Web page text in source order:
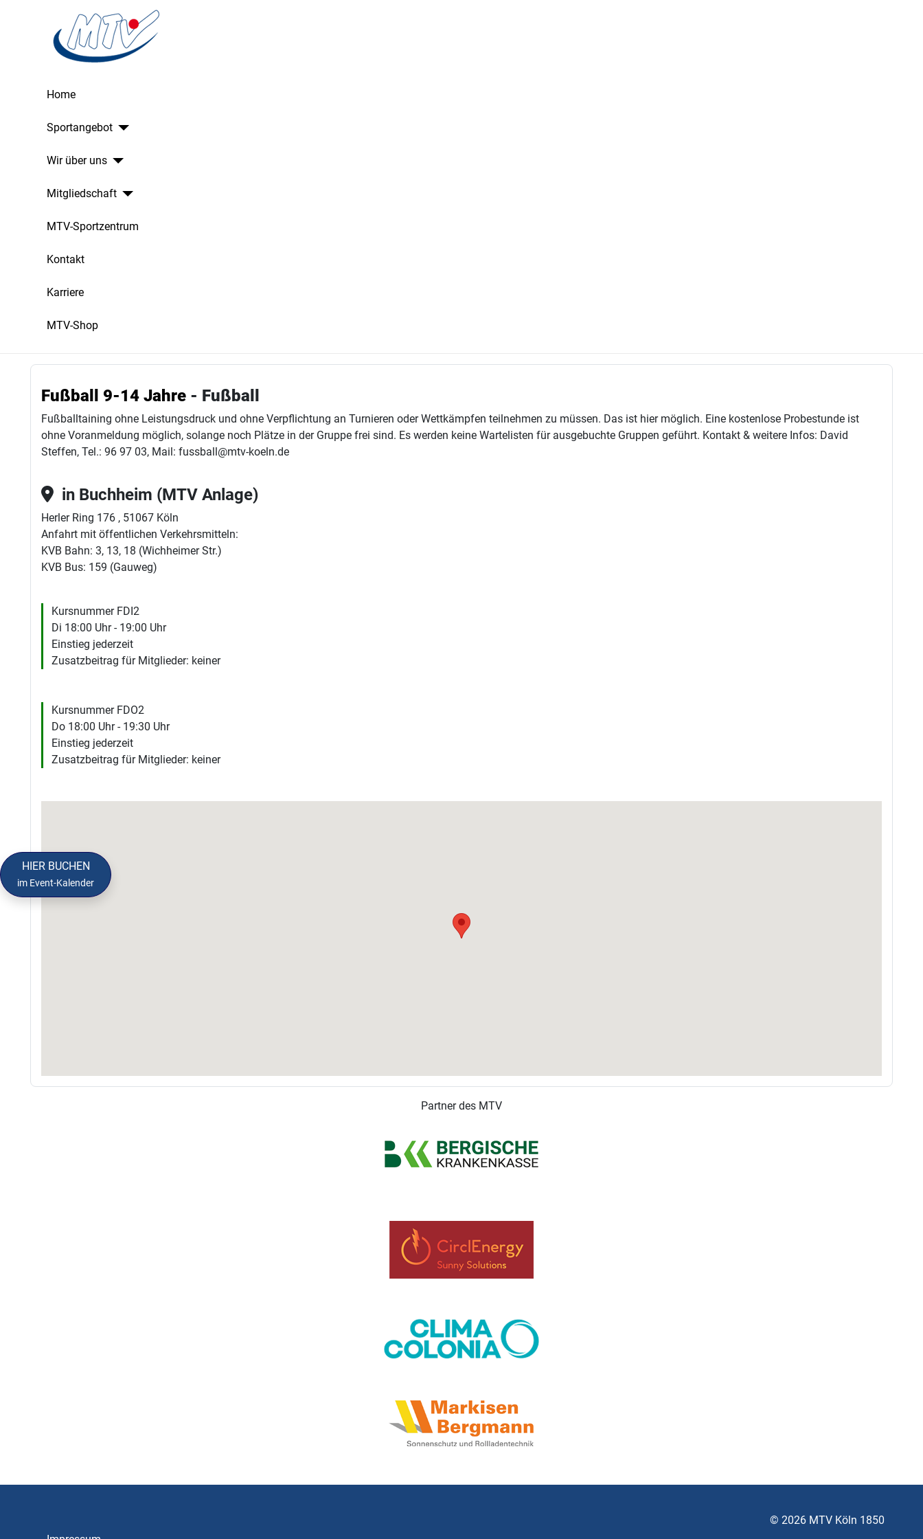
Home
Sportangebot
Wir über uns
Mitgliedschaft
MTV-Sportzentrum
Kontakt
Karriere
MTV-Shop
Fußball 9-14 Jahre - Fußball
Fußballtaining ohne Leistungsdruck und ohne Verpflichtung an Turnieren oder Wettkämpfen teilnehmen zu müssen. Das ist hier möglich. Eine kostenlose Probestunde ist
ohne Voranmeldung möglich, solange noch Plätze in der Gruppe frei sind. Es werden keine Wartelisten für ausgebuchte Gruppen geführt. Kontakt & weitere Infos: David
Steffen, Tel.: 96 97 03, Mail: fussball@mtv-koeln.de
in Buchheim (MTV Anlage)
Herler Ring 176 , 51067 Köln
Anfahrt mit öffentlichen Verkehrsmitteln:
KVB Bahn: 3, 13, 18 (Wichheimer Str.)
KVB Bus: 159 (Gauweg)
Kursnummer FDI2
Di 18:00 Uhr - 19:00 Uhr
Einstieg jederzeit
Zusatzbeitrag für Mitglieder: keiner
Kursnummer FDO2
Do 18:00 Uhr - 19:30 Uhr
Einstieg jederzeit
Zusatzbeitrag für Mitglieder: keiner
Partner des MTV
© 2026 MTV Köln 1850
HIER BUCHEN
im Event-Kalender